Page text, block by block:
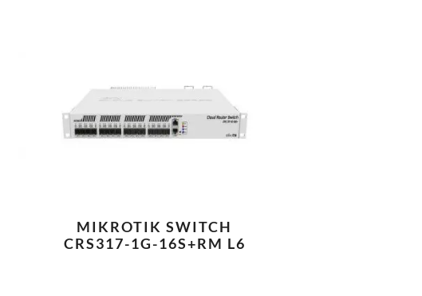
MIKROTIK SWITCH
CRS317-1G-16S+RM L6